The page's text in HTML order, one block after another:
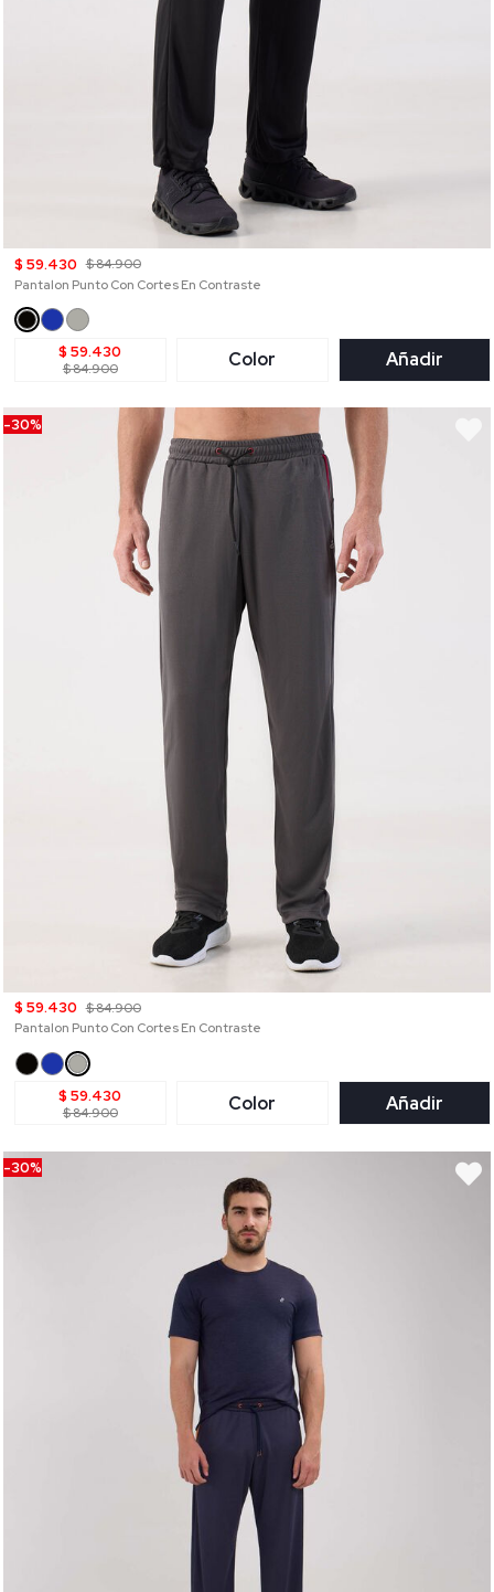
$ 59.430 $ 84.900
Pantalon Punto Con Cortes En Contraste
$ 59.430
$ 84.900 Color Añadir
-30%
$ 59.430 $ 84.900
Pantalon Punto Con Cortes En Contraste
$ 59.430
$ 84.900 Color Añadir
-30%